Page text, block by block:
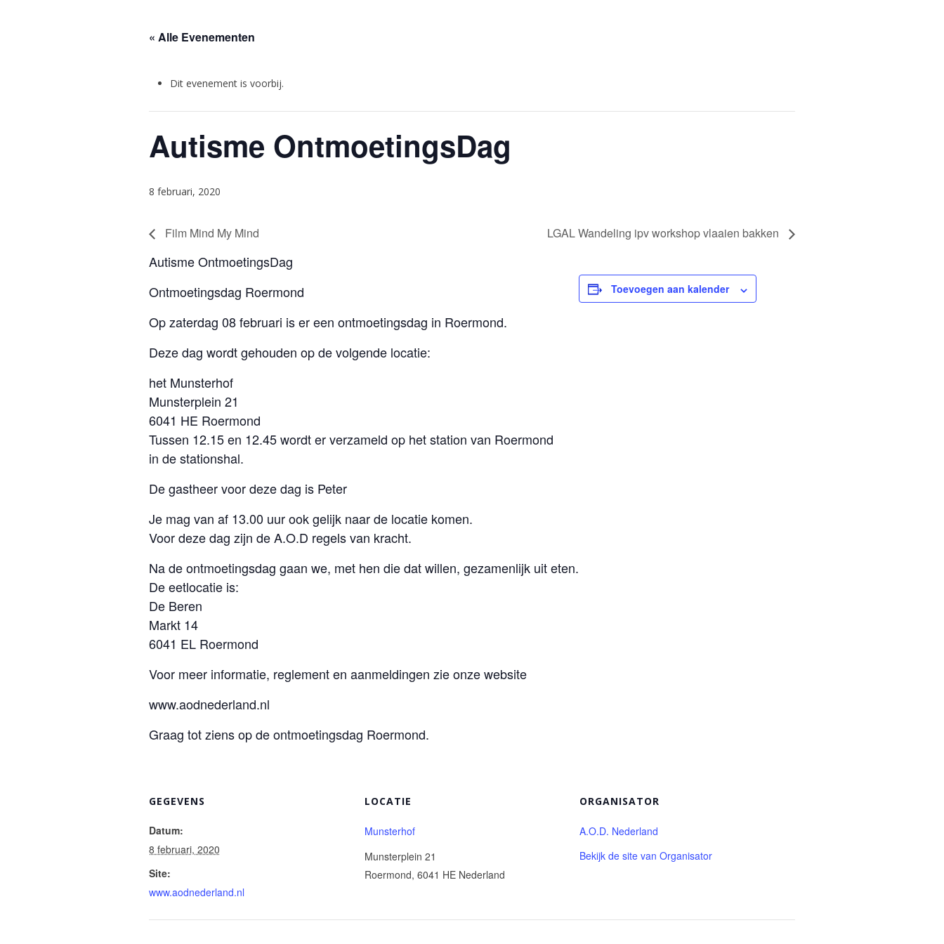
« Alle Evenementen
Dit evenement is voorbij.
Autisme OntmoetingsDag
8 februari, 2020
Film Mind My Mind LGAL Wandeling ipv workshop vlaaien bakken
Autisme OntmoetingsDag
Ontmoetingsdag Roermond
Op zaterdag 08 februari is er een ontmoetingsdag in Roermond.
Deze dag wordt gehouden op de volgende locatie:
het Munsterhof
Munsterplein 21
6041 HE Roermond
Tussen 12.15 en 12.45 wordt er verzameld op het station van Roermond
in de stationshal.
De gastheer voor deze dag is Peter
Je mag van af 13.00 uur ook gelijk naar de locatie komen.
Voor deze dag zijn de A.O.D regels van kracht.
Na de ontmoetingsdag gaan we, met hen die dat willen, gezamenlijk uit eten.
De eetlocatie is:
De Beren
Markt 14
6041 EL Roermond
Voor meer informatie, reglement en aanmeldingen zie onze website
www.aodnederland.nl
Graag tot ziens op de ontmoetingsdag Roermond.
Toevoegen aan kalender
GEGEVENS
Datum:
8 februari, 2020
Site:
www.aodnederland.nl
LOCATIE
Munsterhof
Munsterplein 21
Roermond, 6041 HE Nederland
ORGANISATOR
A.O.D. Nederland
Bekijk de site van Organisator